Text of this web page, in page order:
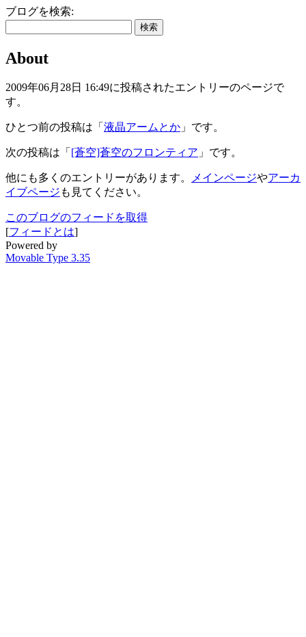
ブログを検索:
About
2009年06月28日 16:49に投稿されたエントリーのページで
す。
ひとつ前の投稿は「 液晶アームとか 」です。
次の投稿は「 [蒼空]蒼空のフロンティア 」です。
他にも多くのエントリーがあります。 メインページやアーカ
イブページ も見てください。
このブログのフィードを取得
[フィードとは]
Powered by
Movable Type 3.35